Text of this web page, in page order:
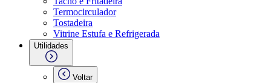
Termocirculador
Tostadeira
Vitrine Estufa e Refrigerada
Utilidades
Voltar